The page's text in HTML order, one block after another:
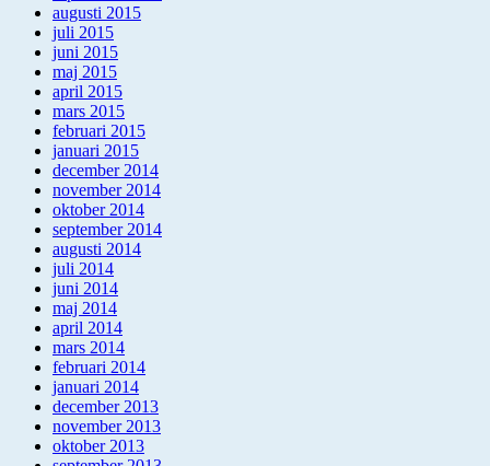
augusti 2015
juli 2015
juni 2015
maj 2015
april 2015
mars 2015
februari 2015
januari 2015
december 2014
november 2014
oktober 2014
september 2014
augusti 2014
juli 2014
juni 2014
maj 2014
april 2014
mars 2014
februari 2014
januari 2014
december 2013
november 2013
oktober 2013